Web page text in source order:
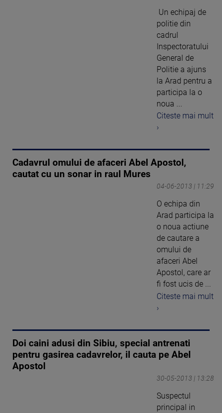
Un echipaj de
politie din
cadrul
Inspectoratului
General de
Politie a ajuns
la Arad pentru a
participa la o
noua ...
Citeste mai mult
›
Cadavrul omului de afaceri Abel Apostol,
cautat cu un sonar in raul Mures
04-06-2013 | 11:29
O echipa din
Arad participa la
o noua actiune
de cautare a
omului de
afaceri Abel
Apostol, care ar
fi fost ucis de ...
Citeste mai mult
›
Doi caini adusi din Sibiu, special antrenati
pentru gasirea cadavrelor, il cauta pe Abel
Apostol
30-05-2013 | 13:28
Suspectul
principal in